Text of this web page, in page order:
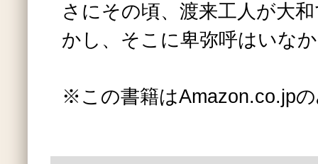
さにその頃、渡来工人が大
かし、そこに卑弥呼はいな
※この書籍はAmazon.co.jp